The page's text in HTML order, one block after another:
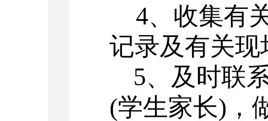
4、收集有
记录及有关
5、及时联
(学生家长) ，